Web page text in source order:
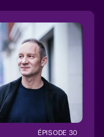
ÉPISODE 30